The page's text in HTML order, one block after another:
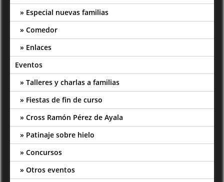
Especial nuevas familias
Comedor
Enlaces
Eventos
Talleres y charlas a familias
Fiestas de fin de curso
Cross Ramón Pérez de Ayala
Patinaje sobre hielo
Concursos
Otros eventos